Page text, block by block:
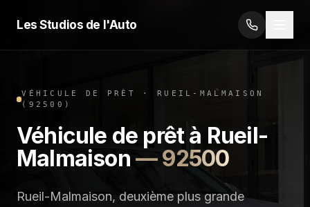
Les Studios de l'Auto
VÉHICULE DE PRÊT · RUEIL-MALMAISON
( 92500 )
Véhicule de prêtà Rueil-
Malmaison —92500
Rueil-Malmaison, deuxième plus grande